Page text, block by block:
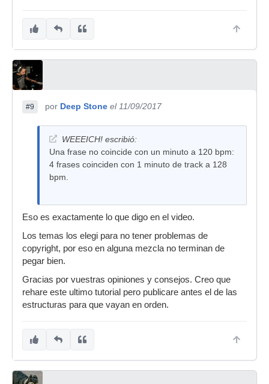
#9 por Deep Stone el 11/09/2017
WEEEICH! escribió:
Una frase no coincide con un minuto a 120 bpm:
4 frases coinciden con 1 minuto de track a 128
bpm.
Eso es exactamente lo que digo en el video.
Los temas los elegi para no tener problemas de
copyright, por eso en alguna mezcla no terminan de
pegar bien.
Gracias por vuestras opiniones y consejos. Creo que
rehare este ultimo tutorial pero publicare antes el de las
estructuras para que vayan en orden.